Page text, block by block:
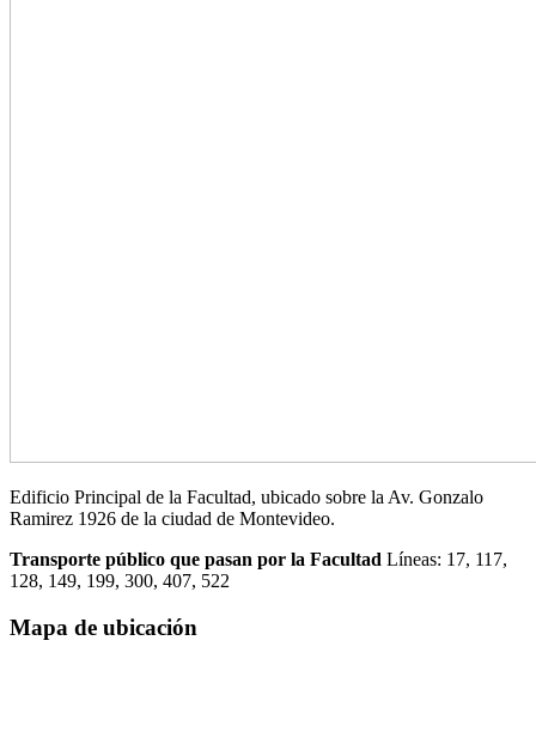
Edificio Principal de la Facultad, ubicado sobre la Av. Gonzalo
Ramirez 1926 de la ciudad de Montevideo.
Transporte público que pasan por la Facultad Líneas: 17, 117,
128, 149, 199, 300, 407, 522
Mapa de ubicación